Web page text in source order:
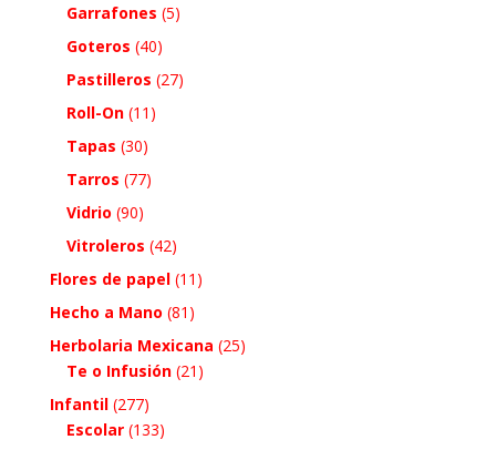
Garrafones (5)
Goteros (40)
Pastilleros (27)
Roll-On (11)
Tapas (30)
Tarros (77)
Vidrio (90)
Vitroleros (42)
Flores de papel (11)
Hecho a Mano (81)
Herbolaria Mexicana (25)
Te o Infusión (21)
Infantil (277)
Escolar (133)